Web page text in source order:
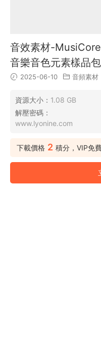
音效素材-
音樂音色元素樣品包
2025-06-10 音頻素材
資源大小： 1.08 GB
解壓密碼：
www.lyonine.com
下載價格 2 積分，VIP免